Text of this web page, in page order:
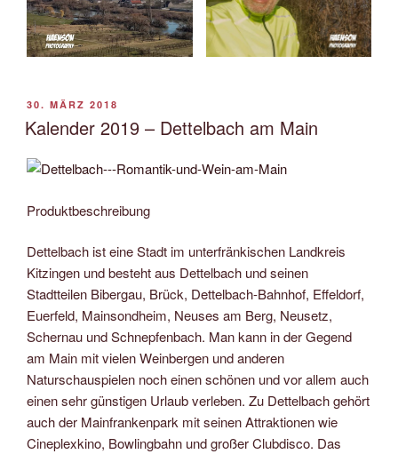
VERÖFFENTLICHT
AM
30. MÄRZ 2018
Kalender 2019 – Dettelbach am Main
Produktbeschreibung
Dettelbach ist eine Stadt im unterfränkischen Landkreis
Kitzingen und besteht aus Dettelbach und seinen
Stadtteilen Bibergau, Brück, Dettelbach-Bahnhof, Effeldorf,
Euerfeld, Mainsondheim, Neuses am Berg, Neusetz,
Schernau und Schnepfenbach. Man kann in der Gegend
am Main mit vielen Weinbergen und anderen
Naturschauspielen noch einen schönen und vor allem auch
einen sehr günstigen Urlaub verleben. Zu Dettelbach gehört
auch der Mainfrankenpark mit seinen Attraktionen wie
Cineplexkino, Bowlingbahn und großer Clubdisco. Das